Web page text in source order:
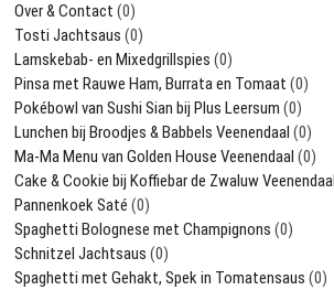
Over & Contact (0)
Tosti Jachtsaus (0)
Lamskebab- en Mixedgrillspies (0)
Pinsa met Rauwe Ham, Burrata en Tomaat (0)
Pokébowl van Sushi Sian bij Plus Leersum (0)
Lunchen bij Broodjes & Babbels Veenendaal (0)
Ma-Ma Menu van Golden House Veenendaal (0)
Cake & Cookie bij Koffiebar de Zwaluw Veenendaal
Pannenkoek Saté (0)
Spaghetti Bolognese met Champignons (0)
Schnitzel Jachtsaus (0)
Spaghetti met Gehakt, Spek in Tomatensaus (0)